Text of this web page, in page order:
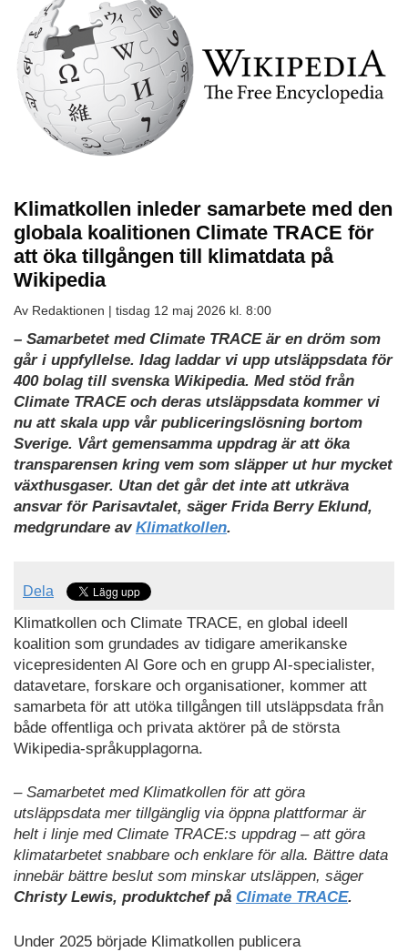
Klimatkollen inleder samarbete med den
globala koalitionen Climate TRACE för
att öka tillgången till klimatdata på
Wikipedia
Av Redaktionen | tisdag 12 maj 2026 kl. 8:00
– Samarbetet med Climate TRACE är en dröm som
går i uppfyllelse. Idag laddar vi upp utsläppsdata för
400 bolag till svenska Wikipedia. Med stöd från
Climate TRACE och deras utsläppsdata kommer vi
nu att skala upp vår publiceringslösning bortom
Sverige. Vårt gemensamma uppdrag är att öka
transparensen kring vem som släpper ut hur mycket
växthusgaser. Utan det går det inte att utkräva
ansvar för Parisavtalet, säger Frida Berry Eklund,
medgrundare av Klimatkollen.
Dela
Klimatkollen och Climate TRACE, en global ideell
koalition som grundades av tidigare amerikanske
vicepresidenten Al Gore och en grupp AI-specialister,
datavetare, forskare och organisationer, kommer att
samarbeta för att utöka tillgången till utsläppsdata från
både offentliga och privata aktörer på de största
Wikipedia-språkupplagorna.
– Samarbetet med Klimatkollen för att göra
utsläppsdata mer tillgänglig via öppna plattformar är
helt i linje med Climate TRACE:s uppdrag – att göra
klimatarbetet snabbare och enklare för alla. Bättre data
innebär bättre beslut som minskar utsläppen, säger
Christy Lewis, produktchef på Climate TRACE.
Under 2025 började Klimatkollen publicera